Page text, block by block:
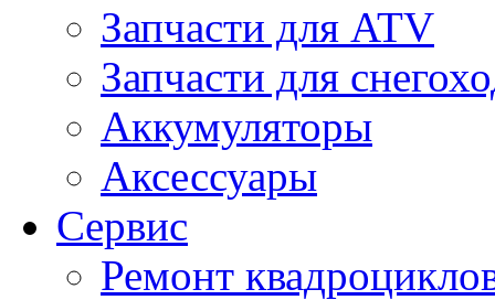
Запчасти для ATV
Запчасти для
Аккумуляторы
Аксессуары
Сервис
Ремонт